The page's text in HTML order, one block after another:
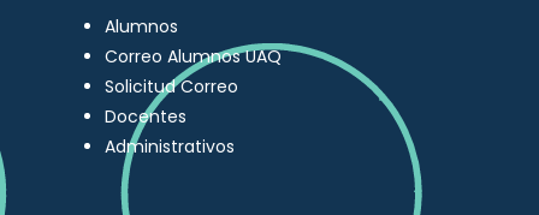
Alumnos
Correo Alumnos UAQ
Solicitud Correo
Docentes
Administrativos